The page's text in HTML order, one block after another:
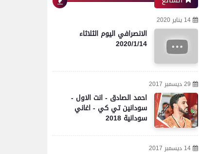
14 يناير 2020
الانصرافي اليوم الثلاثاء
2020/1/14
29 ديسمبر 2017
احمد الصادق - انت الاول -
سودانين تي كي - اغاني
سودانية 2018
14 ديسمبر 2017